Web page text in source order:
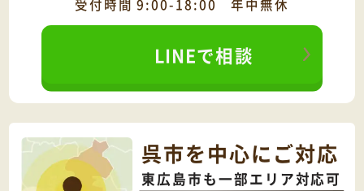
受付時間 9:00-18:00 年中無休
LINEで相談
呉市を中心にご対応
東広島市も一部エリア対応可